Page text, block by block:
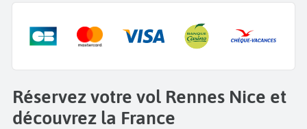
Réservez votre vol Rennes Nice et
découvrez la France